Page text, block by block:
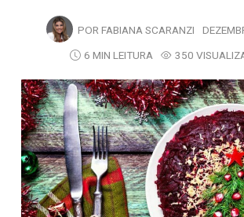
POR FABIANA SCARANZI
6 MIN LEITURA
350